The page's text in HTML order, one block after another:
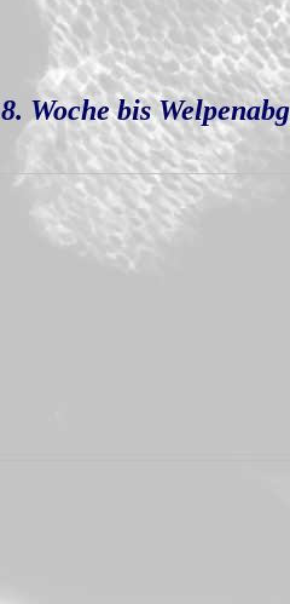
8. Woche bis